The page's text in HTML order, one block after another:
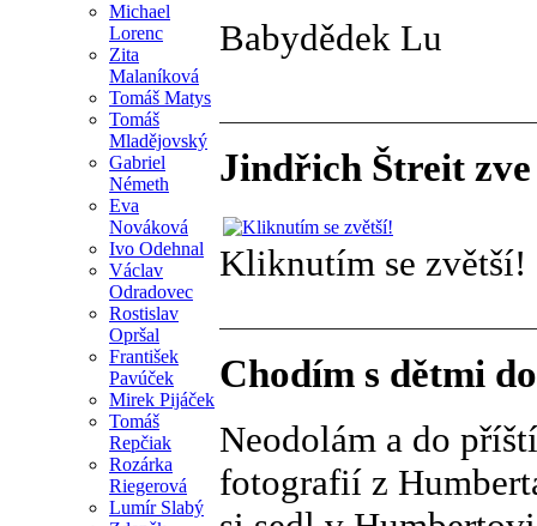
Michael
Lorenc
Zita
Malaníková
Tomáš Matys
Tomáš
Mladějovský
Gabriel
Németh
Eva
Nováková
Ivo Odehnal
Václav
Odradovec
Rostislav
Opršal
František
Pavúček
Mirek Pijáček
Tomáš
Repčiak
Rozárka
Riegerová
Lumír Slabý
Babydědek Lu
Jindřich Štreit
Kliknutím se zvětší!
Chodím s dětmi
Neodolám a do
fotografií z